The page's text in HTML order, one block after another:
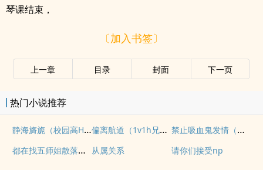
琴课结束，
〔加入书签〕
上一章 目录 封面 下一页
热门小说推荐
静海旖旎（校园高H） 偏离航道（1v1h兄妹骨科bg）
禁止吸血鬼发情（姐狗高H 1v1）
都在找五师姐散落的法宝
从属关系 请你们接受np